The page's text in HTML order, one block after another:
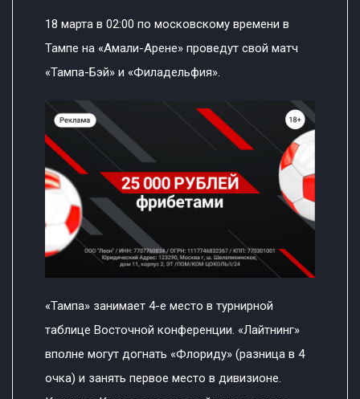
18 марта в 02:00 по московскому времени в
Тампе на «Амали-Арене» проведут свой матч
«Тампа-Бэй» и «Филадельфия».
«Тампа» занимает 4-е место в турнирной
таблице Восточной конференции. «Лайтнинг»
вполне могут догнать «Флориду» (разница в 4
очка) и занять первое место в дивизионе.